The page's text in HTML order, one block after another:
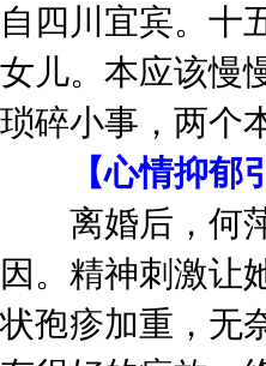
自四川宜宾。十
女儿。本应该慢
琐碎小事，两个
【心情抑郁
离婚后，何萍
因。精神刺激让
状孢疹加重，无